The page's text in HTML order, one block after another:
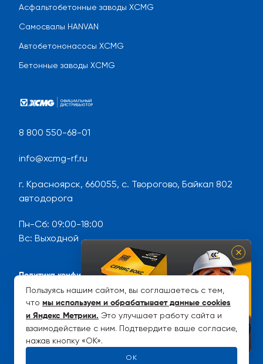
8 800 550-68-01
info@xcmg-rf.ru
г. Красноярск, 660055, с. Творогово, Байкал 802
автодорога
Пн-Сб: 09:00-18:00
Вс: Выходной
Политика конфиденциальности
Карта сайта
Рейтинг YellowTable
Асфальтобетонные заводы XCMG
Самосвалы HANVAN
Автобетононасосы XCMG
Бетонные заводы XCMG
×
Пользуясь нашим сайтом, вы соглашаетесь с тем,
что мы используем и обрабатывает данные cookies
и Яндекс Метрики. Это улучшает работу сайта и
взаимодействие с ним. Подтвердите ваше согласие,
нажав кнопку «OK».
OK